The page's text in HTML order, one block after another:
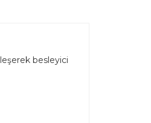
besleyici